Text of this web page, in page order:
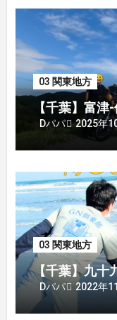
03 関東地方
【千葉】富
Dパパ 2025年
03 関東地方
【千葉】九十
Dパパ 2022年